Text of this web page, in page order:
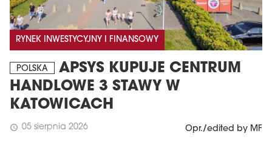
RYNEK INWESTYCYJNY I FINANSOWY
POLSKA
APSYS KUPUJE CENTRUM
HANDLOWE 3 STAWY W
KATOWICACH
schedule 05 sierpnia 2026 Opr./edited by MF